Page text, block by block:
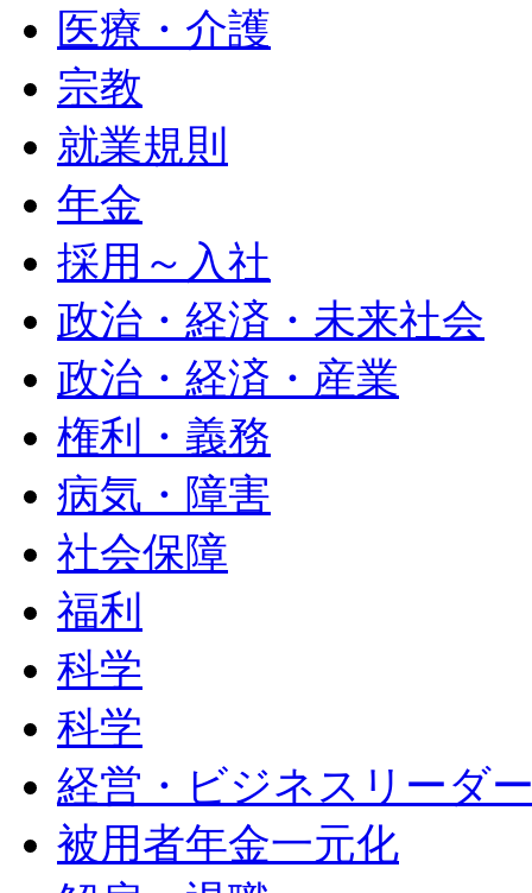
医療・介護
宗教
就業規則
年金
採用～入社
政治・経済・未来社会
政治・経済・産業
権利・義務
病気・障害
社会保障
福利
科学
科学
経営・ビジネスリーダ
被用者年金一元化